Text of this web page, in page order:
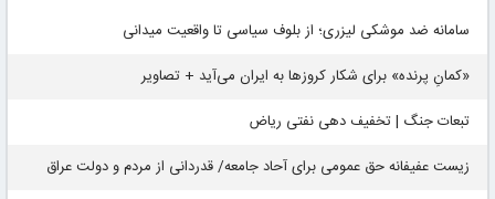
سامانه ضد موشکی لیزری؛ از بلوف سیاسی تا واقعیت میدانی
«کمانِ پرنده» برای شکار کروزها به ایران می‌آید + تصاویر
تبعات جنگ | تخفیف دهی نفتی ریاض
زیست عفیفانه حق عمومی برای آحاد جامعه/ قدردانی از مردم و دولت عراق